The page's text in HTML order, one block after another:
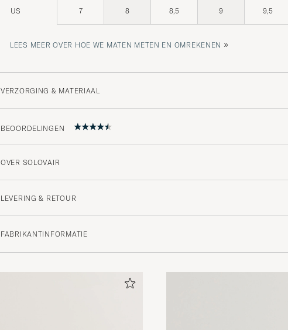
US 7 8 8,5 9 9,5
LEES MEER OVER HOE WE MATEN METEN EN OMREKENEN »
VERZORGING & MATERIAAL
BEOORDELINGEN
narrow. And, suddenly i became aware (after I tried to walk in the
shoes) of the fact that there different widths? If this is true I
OVER SOLOVAIR
LEVERING & RETOUR
FABRIKANTINFORMATIE